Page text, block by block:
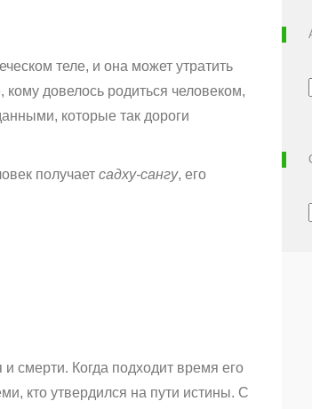
теле, и она может утратить
довелось родиться человеком,
которые так дороги
получает садху-сангу, его
смерти. Когда подходит время его
кто утвердился на пути истины. С